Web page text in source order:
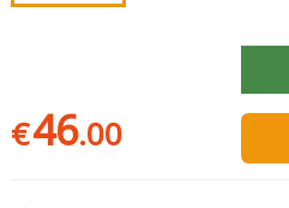
€46.00